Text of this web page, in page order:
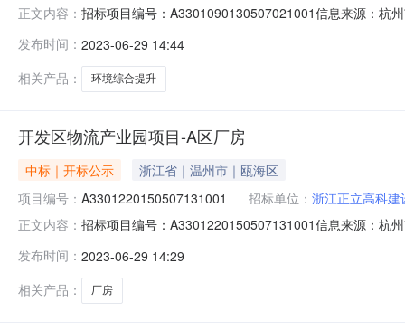
正文内容： 招标项目编号：A3301090130507021001信息来源：杭
13，投标文件递交时间：2023/06/28；投标人名称：浙
发布时间： 2023-06-29 14:44
相关产品：
环境综合提升
开发区物流产业园项目-A区厂房
中标｜开标公示
浙江省｜温州市｜瓯海区
项目编号： A3301220150507131001 招标单位： 浙江正立高科建
正文内容： 招标项目编号：A3301220150507131001信息来源：杭
240日历天完成),定额工期427日历天，投标保证金额：
发布时间： 2023-06-29 14:29
相关产品：
厂房